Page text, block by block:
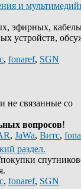
и
эфирных,
устройств,
, fonaref, SGN
не связанные со
вопросов!
, JaWa, Витс,
раздел.
, fonaref, SGN